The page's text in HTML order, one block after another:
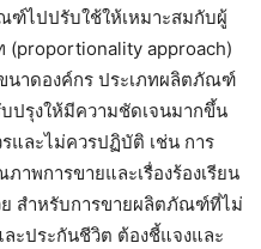
ฑ์ไปปรับใช้ให้เหมาะสมกับผู้
(proportionality approach)
นาดองค์กร ประเภทผลิตภัณฑ์
ปรุงให้มีความชัดเจนมากขึ้น
และไม่ควรปฏิบัติ เช่น การ
พการขายและเรื่องร้องเรียน
ย สำหรับการขายผลิตภัณฑ์ที่ไม่
ะประกันชีวิต ต้องชี้แจงและ